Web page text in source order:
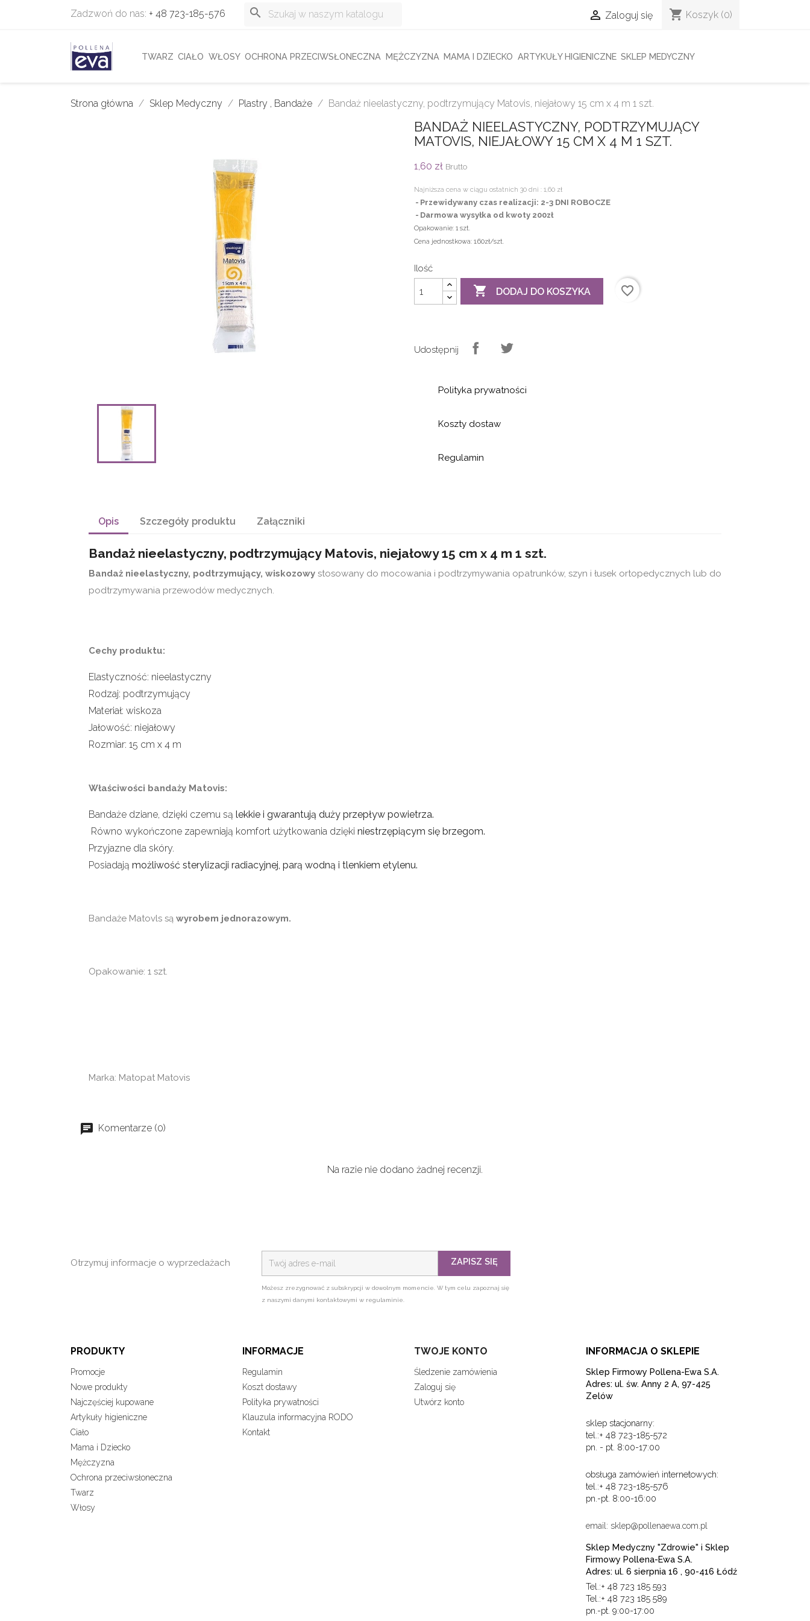
Zadzwoń do nas: + 48 723-185-576 search  Zaloguj się shopping_cart Koszyk (0)
TWARZ CIAŁO WŁOSY OCHRONA PRZECIWSŁONECZNA MĘŻCZYZNA MAMA I DZIECKO ARTYKUŁY HIGIENICZNE SKLEP MEDYCZNY
Strona główna Sklep Medyczny Plastry , Bandaże Bandaż nieelastyczny, podtrzymujący Matovis, niejałowy 15 cm x 4 m 1 szt.
BANDAŻ NIEELASTYCZNY, PODTRZYMUJĄCY
MATOVIS, NIEJAŁOWY 15 CM X 4 M 1 SZT.
1,60 zł Brutto
Najniższa cena w ciągu ostatnich 30 dni : 1,60 zł
Przewidywany czas realizacji: 2-3 DNI ROBOCZE
Darmowa wysyłka od kwoty 200zł
Opakowanie: 1 szt.
Cena jednostkowa: 1.60zł/szt.
Ilość
 DODAJ DO KOSZYKA favorite_border
Udostępnij
Polityka prywatności
Koszty dostaw
Regulamin
Opis Szczegóły produktu Załączniki
Bandaż nieelastyczny, podtrzymujący Matovis, niejałowy 15 cm x 4 m 1 szt.
Bandaż nieelastyczny, podtrzymujący, wiskozowy stosowany do mocowania i podtrzymywania opatrunków, szyn i łusek ortopedycznych lub do
podtrzymywania przewodów medycznych.
Cechy produktu:
Elastyczność: nieelastyczny
Rodzaj: podtrzymujący
Materiał: wiskoza
Jałowość: niejałowy
Rozmiar: 15 cm x 4 m
Właściwości bandaży Matovis:
Bandaże dziane, dzięki czemu są lekkie i gwarantują duży przepływ powietrza.
Równo wykończone zapewniają komfort użytkowania dzięki niestrzępiącym się brzegom.
Przyjazne dla skóry.
Posiadają możliwość sterylizacji radiacyjnej, parą wodną i tlenkiem etylenu.
Bandaże Matovls są wyrobem jednorazowym.
Opakowanie: 1 szt.
Marka: Matopat Matovis
Komentarze (0)
Na razie nie dodano żadnej recenzji.
Otrzymuj informacje o wyprzedażach ZAPISZ SIĘ
Możesz zrezygnować z subskrypcji w dowolnym momencie. W tym celu zapoznaj się
z naszymi danymi kontaktowymi w regulaminie.
PRODUKTY
Promocje
Nowe produkty
Najczęściej kupowane
Artykuły higieniczne
Ciało
Mama i Dziecko
Mężczyzna
Ochrona przeciwsłoneczna
Twarz
Włosy
INFORMACJE
Regulamin
Koszt dostawy
Polityka prywatności
Klauzula informacyjna RODO
Kontakt
TWOJE KONTO
Śledzenie zamówienia
Zaloguj się
Utwórz konto
INFORMACJA O SKLEPIE
Sklep Firmowy Pollena-Ewa S.A.
Adres: ul. św. Anny 2 A, 97-425
Zelów
sklep stacjonarny:
tel.:+ 48 723-185-572
pn. - pt. 8:00-17:00
obsługa zamówień internetowych:
tel.:+ 48 723-185-576
pn.-pt. 8:00-16:00
email: sklep@pollenaewa.com.pl
Sklep Medyczny "Zdrowie" i Sklep
Firmowy Pollena-Ewa S.A.
Adres: ul. 6 sierpnia 16 , 90-416 Łódź
Tel.:+ 48 723 185 593
Tel.:+ 48 723 185 589
pn.-pt. 9:00-17:00